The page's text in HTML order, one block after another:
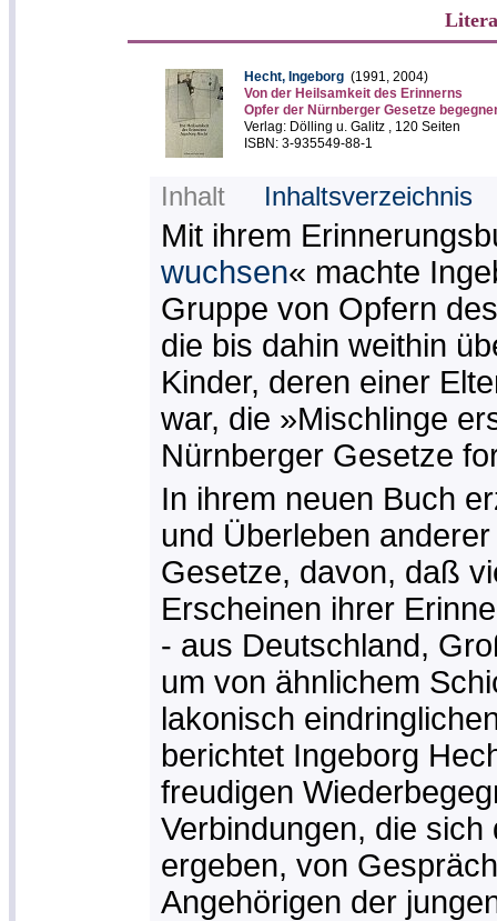
Hecht, Ingeborg (1991, 2004)
Von der Heilsamkeit des Erinnerns
Opfer der Nürnberger Gesetze
Verlag: Dölling u. Galitz , 120 Seiten
ISBN: 3-935549-88-1
Inhalt Inhaltsverzeichnis
Mit ihrem
wuchsen« machte
Gruppe von Opfern
die bis dahin weithin
Kinder, deren einer
war, die »Mischlinge
Nürnberger Gesetze
In ihrem neuen Buch
und Überleben
Gesetze, davon, daß
Erscheinen ihrer
- aus Deutschland,
um von ähnlichem
lakonisch
berichtet Ingeborg
freudigen
Verbindungen, die
ergeben, von
Angehörigen der